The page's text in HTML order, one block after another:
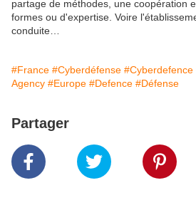
partage de méthodes, une coopération
formes ou d'expertise. Voire
conduite…
#France #Cyberdéfense #Cyberdefence
Agency #Europe #Defence #Défense
Partager